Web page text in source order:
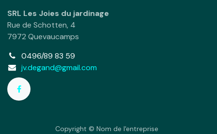
SRL Les Joies du jardinage
Rue de Schotten, 4
7972 Quevaucamps
0496/89 83 59
jv.degand@gmail.com
Copyright © Nom de l'entreprise